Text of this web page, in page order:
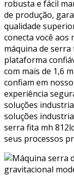
robusta e fácil
de produção,
qualidade
conecta você aos
máquina de
plataforma
com mais de 1,6
confiam em
experiência
soluções
soluções
serra fita mh
seus processos